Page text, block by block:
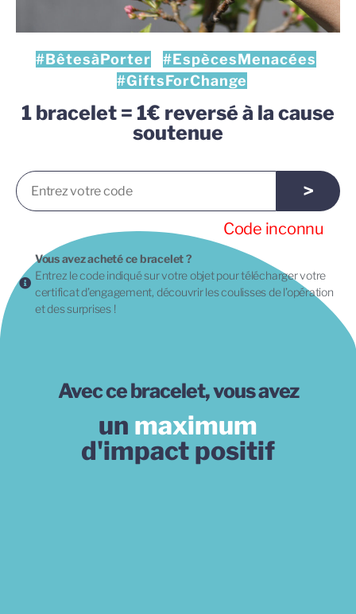
#BêtesàPorter
#EspècesMenacées
#GiftsForChange
1 bracelet = 1€ reversé à la cause
soutenue
>
Code inconnu
Vous avez acheté ce bracelet ?
Entrez le code indiqué sur votre objet pour télécharger votre
certificat d’engagement, découvrir les coulisses de l’opération
et des surprises !
Avec ce bracelet, vous avez
un maximum
d'impact positif